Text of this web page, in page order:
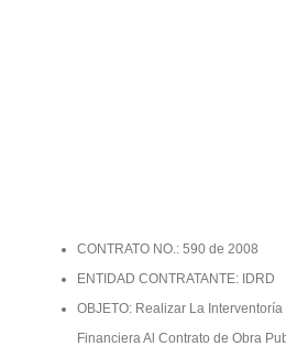
CONTRATO NO.: 590 de 2008
ENTIDAD CONTRATANTE: IDRD
OBJETO: Realizar La
Financiera Al Contrato de Obra